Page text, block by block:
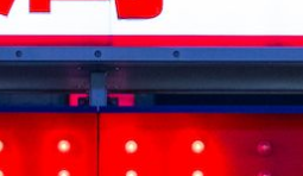
「最悪の空気のまま解散
観る将棋、
希 #森岡毅 #城彰二